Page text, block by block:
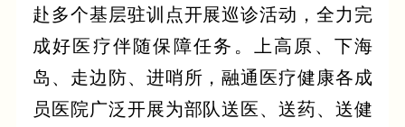
赴多个基层驻训点开展巡诊活动，全力完
成好医疗伴随保障任务。上高原、下海
岛、走边防、进哨所，融通医疗健康各成
员医院广泛开展为部队送医、送药、送健